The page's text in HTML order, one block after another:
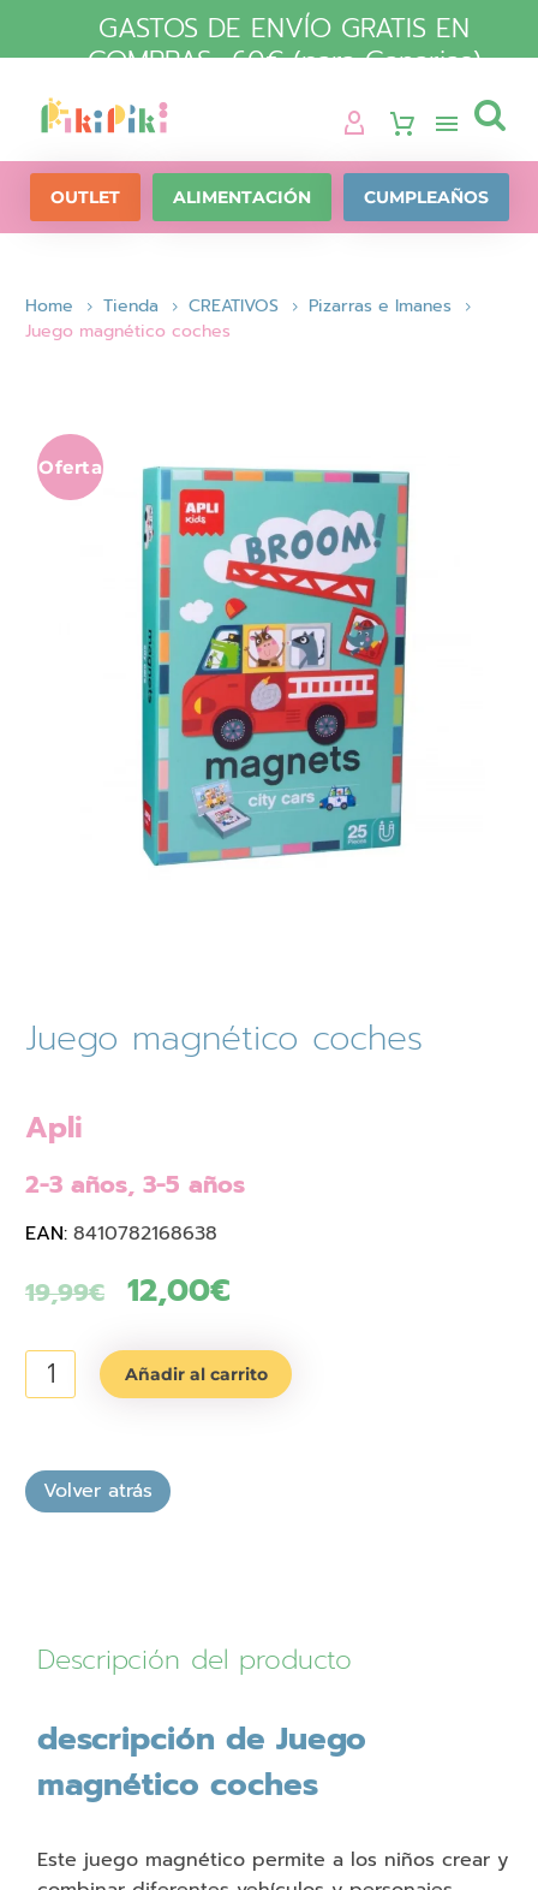
GASTOS DE ENVÍO GRATIS EN
COMPRAS +60€ (para Canarias)

OUTLET ALIMENTACIÓN CUMPLEAÑOS
Home Tienda CREATIVOS
Pizarras e Imanes
Juego magnético coches
Oferta
Juego magnético coches
Apli
2-3 años, 3-5 años
EAN: 8410782168638
19,99€
El
original
19,99€.
12,00€
actual
Juego
magnético
Añadir al carrito
Descripción del producto
descripción de Juego
magnético coches
Este juego magnético permite a los niños crear y